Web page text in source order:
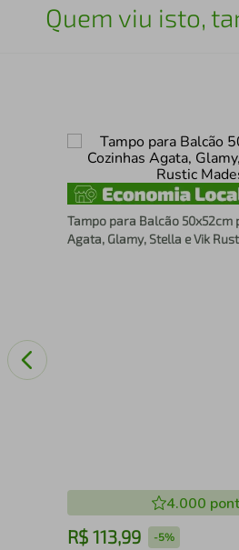
Quem viu isto,
Tampo para Balcão 50x52cm
Agata, Glamy, Stella e Vik
4.000
R$ 113,99 -5%